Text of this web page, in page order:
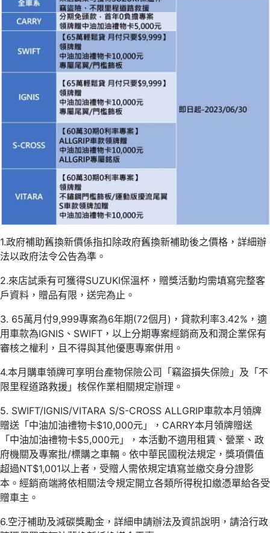
1.政府補助舊換新價係指扣除政府舊換新補助後之價格，詳細辦
法以政府法令公告為準。
2.來店試乘有可獲得SUZUKI保溫杯，贈獎活動均需填寫完整客
戶資料，贈品有限，送完為止。
3. 65萬月付9,999專案為6年期(72個月)，貸款利率3.42%，適
用車款為IGNIS、SWIFT，以上分期專案經銷商及和潤企業保有
審核之權利，且不得與其他優惠專案併用。
4.本月購車領牌可享明台產物保險公司「竊盜損失保險」及「不
限里程道路救援」核保作業相關規定辦理。
5. SWIFT/IGNIS/VITARA S/S-CROSS ALLGRIP車款本月領牌
贈送「中油加油禮物卡$10,000元」，CARRY本月領牌贈送
「中油加油禮物卡$5,000元」，本活動不適用租賃、營業、政
府機關及專案批/標購之車輛。依中華民國稅法規定，獎項價值
超過NT$1,001以上者，受贈人需依規定填寫並繳交身分證影
本。經銷商端將依相關法令規定開立各類所得稅扣繳憑單給各受
贈車主。
6.空汙補助及減碳獎勵金，詳細申請辦法及資訊說明，請洽行政